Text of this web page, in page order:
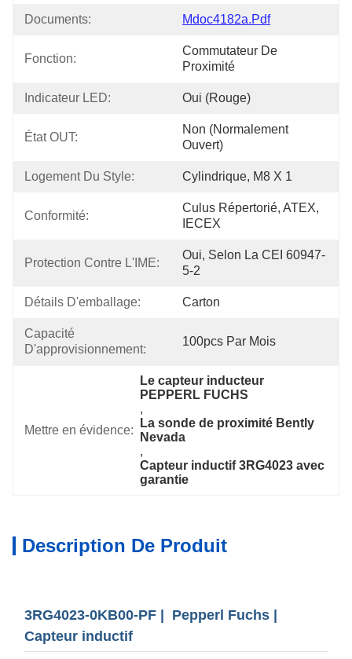
Documents: Mdoc4182a.pdf
Fonction:
Commutateur De
Proximité
Indicateur LED: Oui (rouge)
État OUT:
Non (normalement
Ouvert)
Logement Du Style: Cylindrique, M8 X 1
Conformité:
Culus Répertorié, ATEX,
IECEX
Protection Contre L'IME:
Oui, Selon La CEI 60947-
5-2
Détails D'emballage: Carton
Capacité
D'approvisionnement:
100pcs Par Mois
Mettre en évidence:
Le capteur inducteur
PEPPERL FUCHS
,
La sonde de proximité Bently
Nevada
,
Capteur inductif 3RG4023 avec
garantie
Description De Produit
3RG4023-0KB00-PF | Pepperl Fuchs |
Capteur inductif